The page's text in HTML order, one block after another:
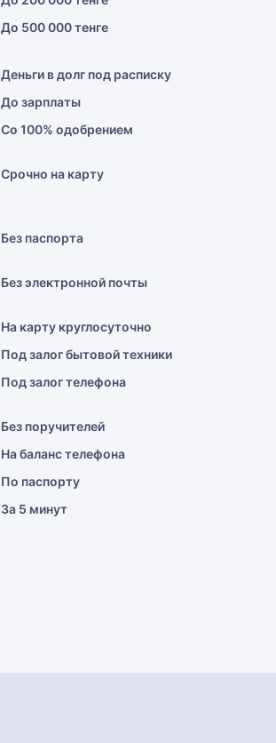
До 500 000 тенге
Деньги в долг под расписку
До зарплаты
Со 100% одобрением
Срочно на карту
Без паспорта
Без электронной почты
На карту круглосуточно
Под залог бытовой техники
Под залог телефона
Без поручителей
На баланс телефона
По паспорту
За 5 минут